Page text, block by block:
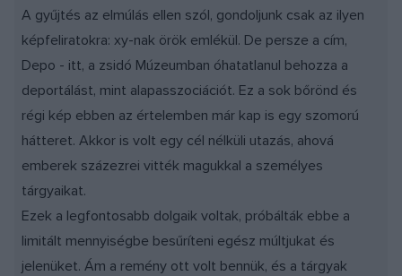
A gyűjtés az elmúlás ellen szól, gondoljunk csak az ilyen
képfeliratokra: xy-nak örök emlékül. De persze a cím,
Depo - itt, a zsidó Múzeumban óhatatlanul behozza a
deportálást, mint alapasszociációt. Ez a sok bőrönd és
régi kép ebben az értelemben már kap is egy szomorú
hátteret. Akkor is volt egy cél nélküli utazás, ahová
emberek százezrei vitték magukkal a személyes
tárgyaikat.
Ezek a legfontosabb dolgaik voltak, próbálták ebbe a
limitált mennyiségbe besűríteni egész múltjukat és
jelenüket. Ám a remény ott volt bennük, és a tárgyak